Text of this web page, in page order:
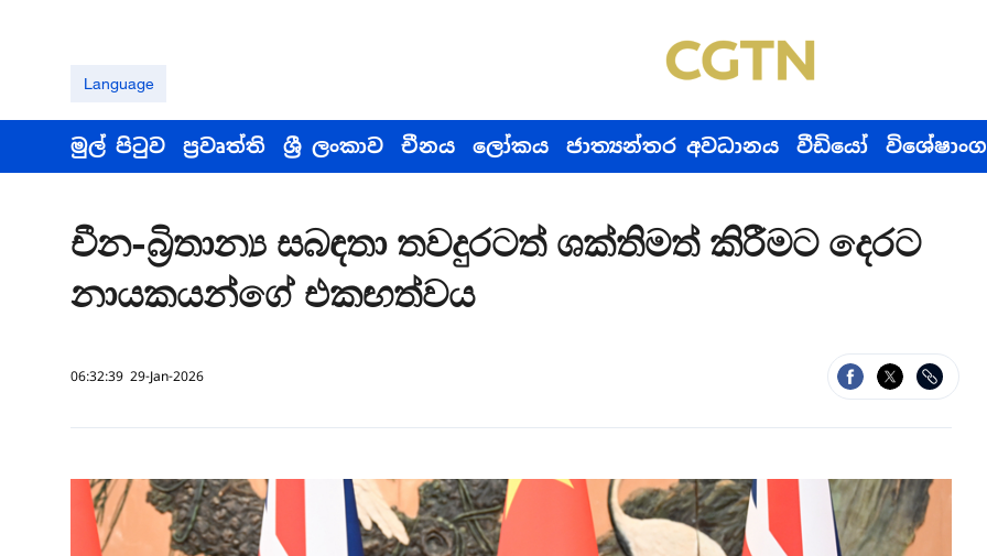
Language
මුල් පිටුව ප්‍රවෘත්ති ශ්‍රී ලංකාව චීනය ලෝකය ජාත්‍යන්තර අවධානය වීඩියෝ විශේෂාංග
චීන-බ්‍රිතාන්‍ය සබඳතා තවදුරටත් ශක්තිමත් කිරීමට දෙරට
නායකයන්ගේ එකඟත්වය
06:32:39 29-Jan-2026